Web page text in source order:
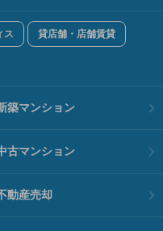
ス 貸店舗・店舗賃貸
築マンション
古マンション
動産売却